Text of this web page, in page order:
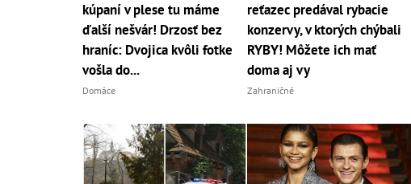
kúpaní v plese tu máme
ďalší nešvár! Drzosť bez
hraníc: Dvojica kvôli fotke
vošla do...
Domáce
reťazec predával rybacie
konzervy, v ktorých chýbali
RYBY! Môžete ich mať
doma aj vy
Zahraničné